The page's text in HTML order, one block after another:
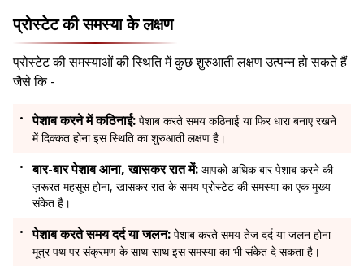
प्रोस्टेट की समस्या के लक्षण
प्रोस्टेट की समस्याओं की स्थिति में कुछ शुरुआती लक्षण उत्पन्न हो सकते हैं
जैसे कि -
पेशाब करने में कठिनाई: पेशाब करते समय कठिनाई या फिर धारा बनाए रखने
में दिक्कत होना इस स्थिति का शुरुआती लक्षण है।
बार-बार पेशाब आना, खासकर रात में: आपको अधिक बार पेशाब करने की
ज़रूरत महसूस होना, खासकर रात के समय प्रोस्टेट की समस्या का एक मुख्य
संकेत है।
पेशाब करते समय दर्द या जलन: पेशाब करते समय तेज दर्द या जलन होना
मूत्र पथ पर संक्रमण के साथ-साथ इस समस्या का भी संकेत दे सकता है।